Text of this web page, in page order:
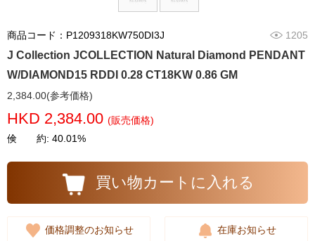
商品コード：P1209318KW750DI3J 1205
J Collection JCOLLECTION Natural Diamond PENDANT
W/DIAMOND15 RDDI 0.28 CT18KW 0.86 GM
2,384.00(参考価格)
HKD 2,384.00 (販売価格)
倹 約: 40.01%
買い物カートに入れる
価格調整のお知らせ 在庫お知らせ